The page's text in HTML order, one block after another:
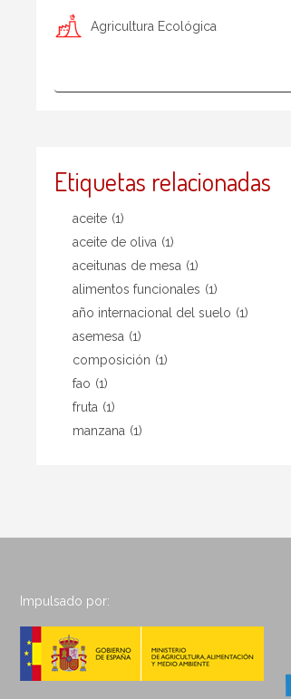
Agricultura Ecológica
Etiquetas relacionadas
aceite (1)
aceite de oliva (1)
aceitunas de mesa (1)
alimentos funcionales (1)
año internacional del suelo (1)
asemesa (1)
composición (1)
fao (1)
fruta (1)
manzana (1)
Impulsado por: